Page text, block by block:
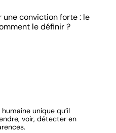
une conviction forte : le
le définir ?
unique qu’il
voir, détecter en